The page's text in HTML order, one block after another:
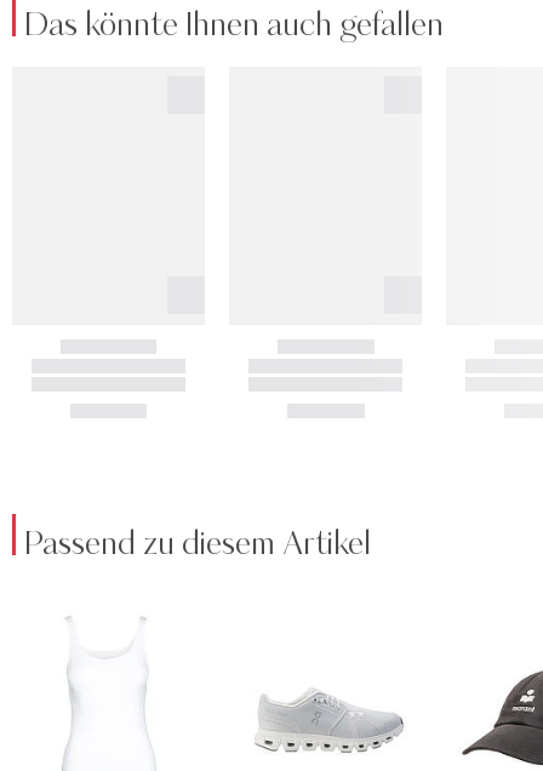
Das könnte Ihnen auch gefallen
Passend zu diesem Artikel